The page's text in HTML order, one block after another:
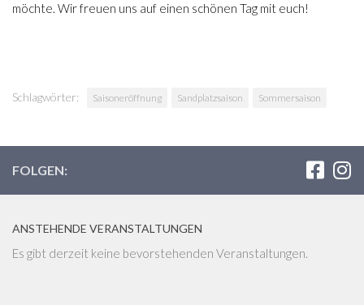
möchte. Wir freuen uns auf einen schönen Tag mit euch!
Schlagwörter: Saisoneröffnung Sandplatzsaison Sommersaison
FOLGEN:
ANSTEHENDE VERANSTALTUNGEN
Es gibt derzeit keine bevorstehenden Veranstaltungen.